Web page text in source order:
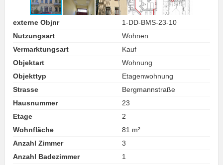
externe Objnr
1-DD-BMS-23-10
Nutzungsart
Wohnen
Vermarktungsart
Kauf
Objektart
Wohnung
Objekttyp
Etagenwohnung
Strasse
Bergmannstraße
Hausnummer
23
Etage
2
Wohnfläche
81 m²
Anzahl Zimmer
3
Anzahl Badezimmer
1